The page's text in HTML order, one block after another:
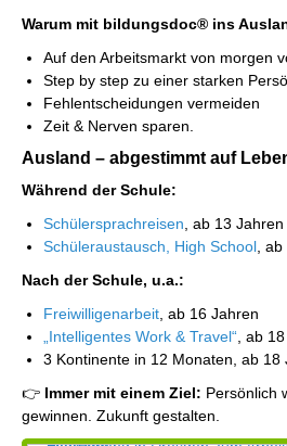
Warum mit bildungsdoc® ins
Auf den Arbeitsmarkt von morgen
Step by step zu einer starken
Fehlentscheidungen vermeiden
Zeit & Nerven sparen.
Ausland – abgestimmt auf
Während der Schule:
Schülersprachreisen , ab 13 Jahren
Schüleraustausch, High School ,
Nach der Schule, u.a.:
Freiwilligenarbeit , ab 16 Jahren
„Intelligentes Work & Travel“ , ab
3 Kontinente in 12 Monaten, ab 18
👉 Immer mit einem Ziel: Persönlich
gewinnen. Zukunft gestalten.